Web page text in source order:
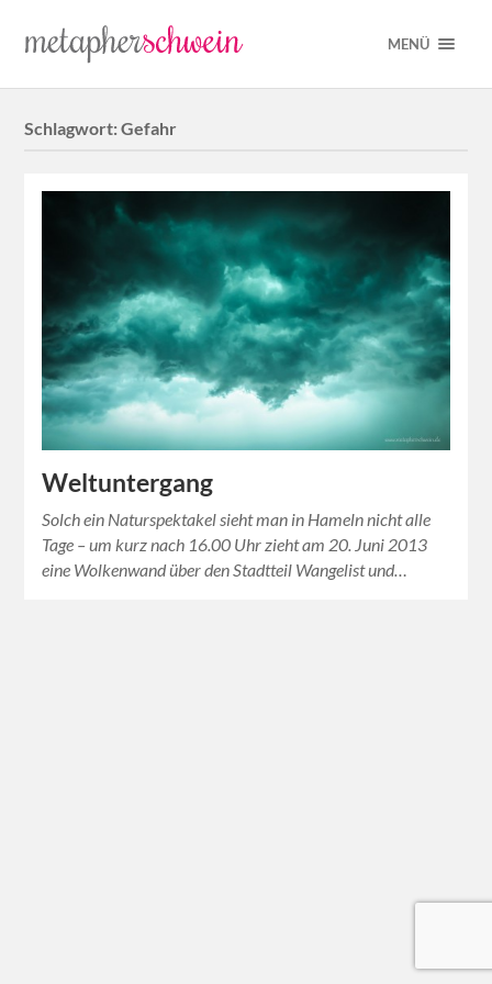
MENÜ
Schlagwort:Gefahr
Weltuntergang
Solch ein Naturspektakel sieht man in Hameln nicht alle
Tage – um kurz nach 16.00 Uhr zieht am 20. Juni 2013
eine Wolkenwand über den Stadtteil Wangelist und…